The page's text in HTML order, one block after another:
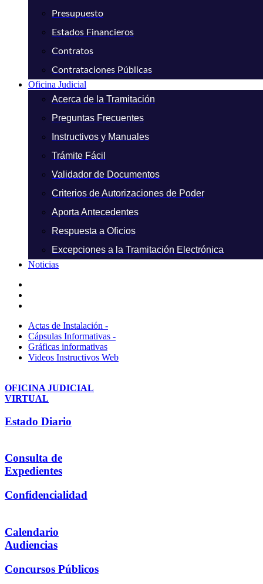
Presupuesto
Estados Financieros
Contratos
Contrataciones Públicas
Oficina Judicial
Acerca de la Tramitación
Preguntas Frecuentes
Instructivos y Manuales
Trámite Fácil
Validador de Documentos
Criterios de Autorizaciones de Poder
Aporta Antecedentes
Respuesta a Oficios
Excepciones a la Tramitación Electrónica
Noticias
Actas de Instalación -
Cápsulas Informativas -
Gráficas informativas
Videos Instructivos Web
OFICINA JUDICIAL
VIRTUAL
Estado Diario
Consulta de
Expedientes
Confidencialidad
Calendario
Audiencias
Concursos Públicos